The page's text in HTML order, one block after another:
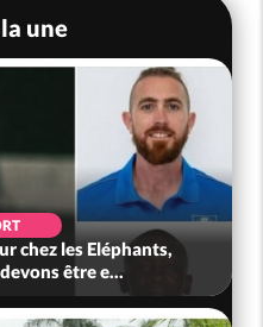
une
chez les Eléphants,
être e...